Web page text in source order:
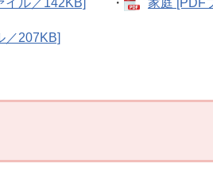
イル／142KB] ・ 家庭 [PDF
／207KB]